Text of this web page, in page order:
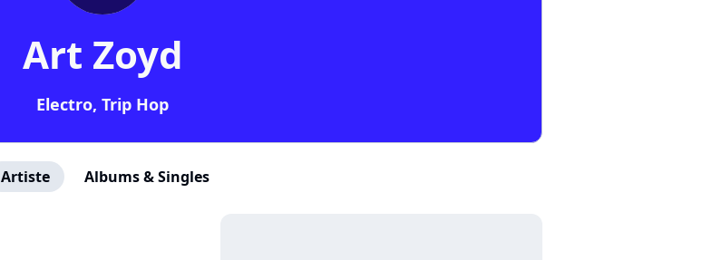
Art Zoyd
Electro, Trip Hop
Artiste Albums & Singles